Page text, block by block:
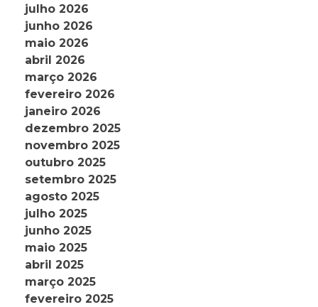
julho 2026
junho 2026
maio 2026
abril 2026
março 2026
fevereiro 2026
janeiro 2026
dezembro 2025
novembro 2025
outubro 2025
setembro 2025
agosto 2025
julho 2025
junho 2025
maio 2025
abril 2025
março 2025
fevereiro 2025